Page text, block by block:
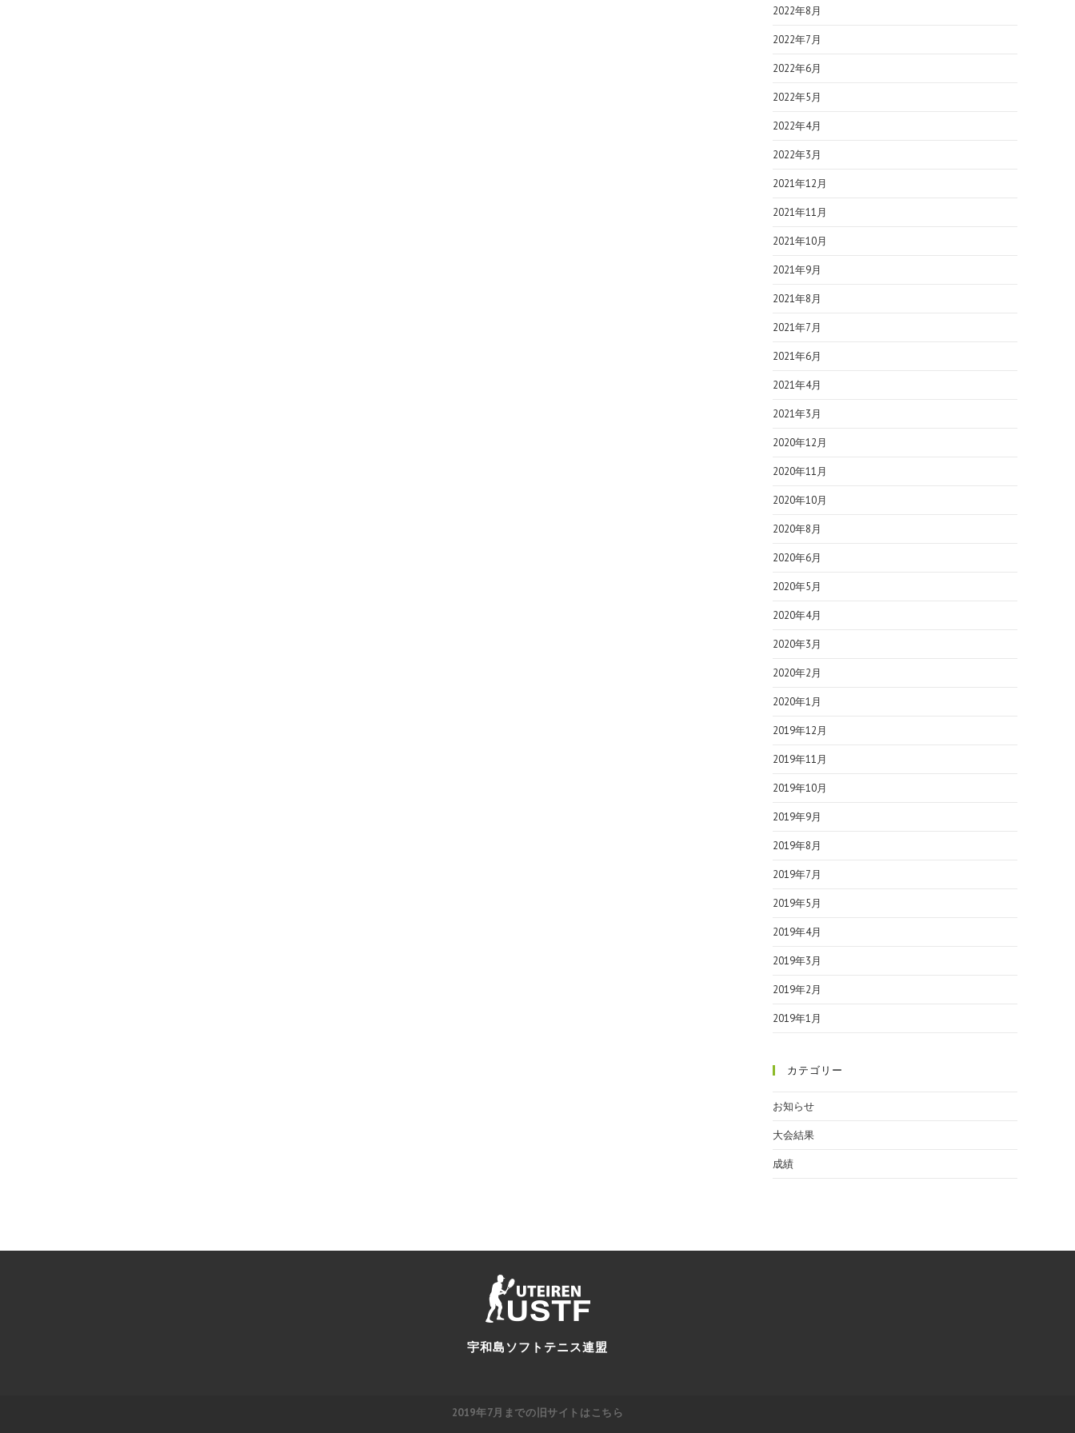
2022年8月
2022年7月
2022年6月
2022年5月
2022年4月
2022年3月
2021年12月
2021年11月
2021年10月
2021年9月
2021年8月
2021年7月
2021年6月
2021年4月
2021年3月
2020年12月
2020年11月
2020年10月
2020年8月
2020年6月
2020年5月
2020年4月
2020年3月
2020年2月
2020年1月
2019年12月
2019年11月
2019年10月
2019年9月
2019年8月
2019年7月
2019年5月
2019年4月
2019年3月
2019年2月
2019年1月
カテゴリー
お知らせ
大会結果
成績
宇和島ソフトテニス連盟
2019年7月までの旧サイトはこちら